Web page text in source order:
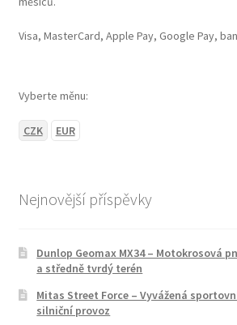
Visa, MasterCard, Apple Pay, Google Pay,
Vyberte měnu:
CZK EUR
Nejnovější příspěvky
Dunlop Geomax MX34 – Motokrosová
a středně tvrdý terén
Mitas Street Force – Vyvážená
silniční provoz